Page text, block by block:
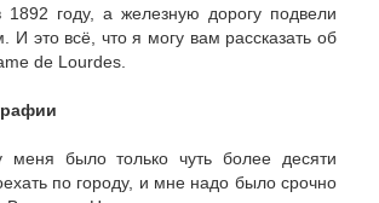
1892 году, а железную дорогу подвели
И это всё, что я могу вам рассказать об
de Lourdes.
было только чуть более десяти
по городу, и мне надо было срочно